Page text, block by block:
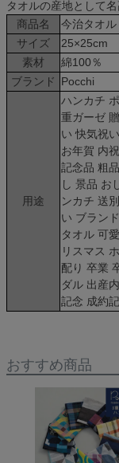
タオルの産地として
商品名
今治タオ
サイズ
25×25cm
素材
綿100％
ブランド
Pocchi
用途
ハンカチ
重ガーゼ
い 快気祝
お年賀 内
記念品 粗
し 景品 お
ンカチ 送
い ブラン
タオル 可
リスマス
配り 卒業
ダル 出産
記念 成約
おすすめ商品